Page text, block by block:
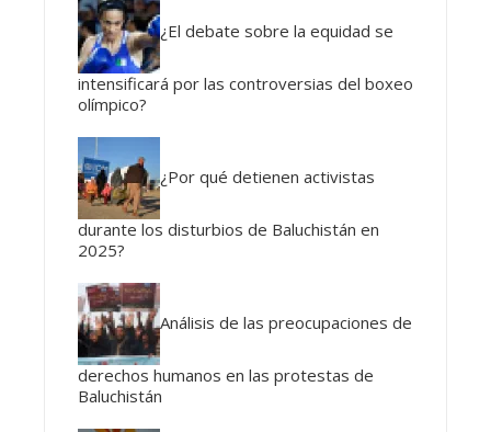
¿El debate sobre la equidad se
intensificará por las controversias del boxeo
olímpico?
¿Por qué detienen activistas
durante los disturbios de Baluchistán en
2025?
Análisis de las preocupaciones de
derechos humanos en las protestas de
Baluchistán